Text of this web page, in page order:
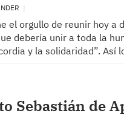
el orgullo de reunir hoy a
debería unir a toda la
y la solidaridad”. Así
Sebastián de